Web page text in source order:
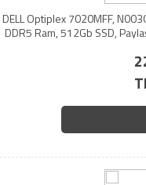
DELL Optiplex 7020MFF,
DDR5 Ram, 512Gb SSD,